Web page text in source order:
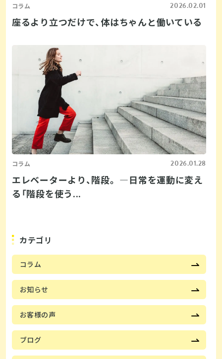
コラム 2026.02.01
座るより立つだけで、体はちゃんと働いている
コラム 2026.01.28
エレベーターより、階段。 ―日常を運動に変え
る「階段を使う...
カテゴリ
コラム
お知らせ
お客様の声
ブログ